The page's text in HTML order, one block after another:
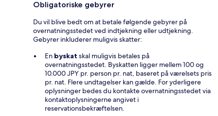
Obligatoriske gebyrer
Du vil blive bedt om at betale følgende gebyrer på
overnatningsstedet ved indtjekning eller udtjekning.
Gebyrer inkluderer muligvis skatter:
En byskat skal muligvis betales på
overnatningsstedet. Byskatten ligger mellem 100 og
10.000 JPY pr. person pr. nat, baseret på værelsets pris
pr. nat. Flere undtagelser kan gælde. For yderligere
oplysninger bedes du kontakte overnatningsstedet via
kontaktoplysningerne angivet i
reservationsbekræftelsen.